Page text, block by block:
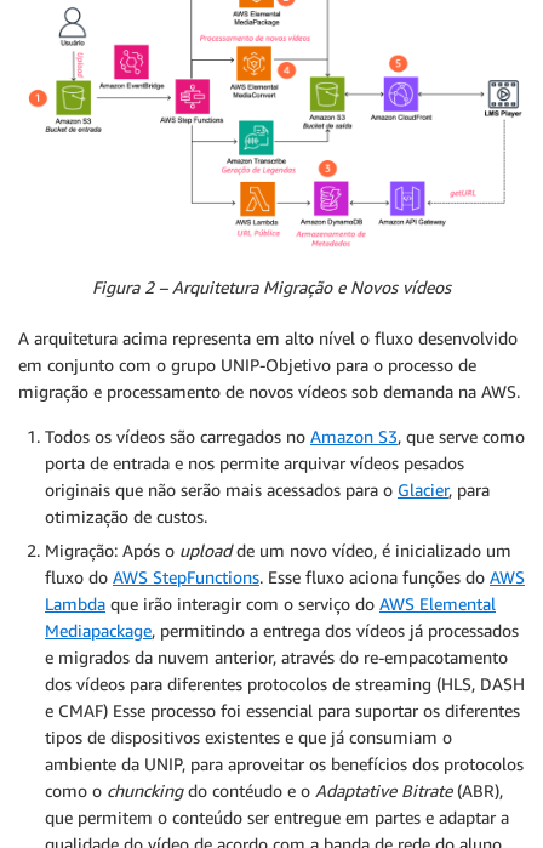
Figura 2 – Arquitetura Migração e Novos vídeos
A arquitetura acima representa em alto nível o fluxo desenvolvido
em conjunto com o grupo UNIP-Objetivo para o processo de
migração e processamento de novos vídeos sob demanda na AWS.
Todos os vídeos são carregados no Amazon S3, que serve como
porta de entrada e nos permite arquivar vídeos pesados
originais que não serão mais acessados para o Glacier, para
otimização de custos.
Migração: Após o uploadde um novo vídeo, é inicializado um
fluxo do AWS StepFunctions. Esse fluxo aciona funções do AWS
Lambda que irão interagir com o serviço do AWS Elemental
Mediapackage, permitindo a entrega dos vídeos já processados
e migrados da nuvem anterior, através do re-empacotamento
dos vídeos para diferentes protocolos de streaming (HLS, DASH
e CMAF) Esse processo foi essencial para suportar os diferentes
tipos de dispositivos existentes e que já consumiam o
ambiente da UNIP, para aproveitar os benefícios dos protocolos
como o chunckingdo contéudo e o Adaptative Bitrate(ABR),
que permitem o conteúdo ser entregue em partes e adaptar a
qualidade do vídeo de acordo com a banda de rede do aluno.